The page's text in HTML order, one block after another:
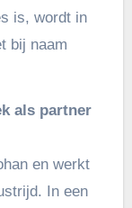
is, wordt in
bij naam
als partner
en werkt
In een